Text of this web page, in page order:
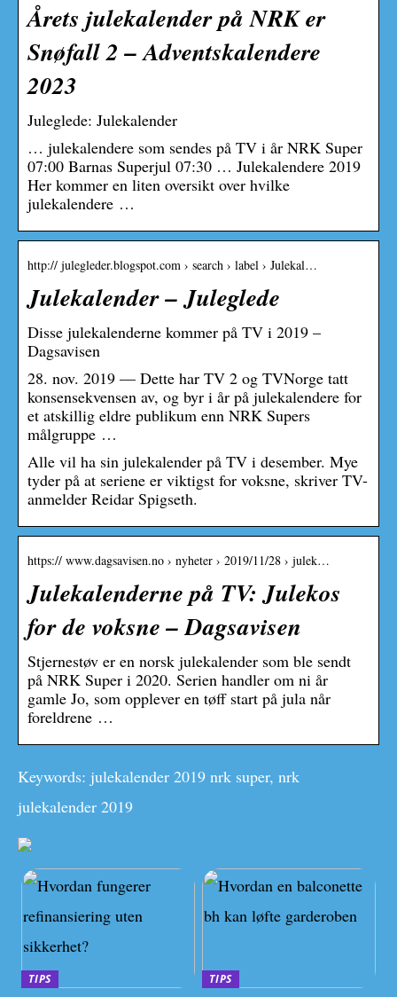
Årets julekalender på NRK er
Snøfall 2 – Adventskalendere
2023
Juleglede: Julekalender
… julekalendere som sendes på TV i år NRK Super
07:00 Barnas Superjul 07:30 … Julekalendere 2019
Her kommer en liten oversikt over hvilke
julekalendere …
http:// julegleder.blogspot.com › search › label › Julekal…
Julekalender – Juleglede
Disse julekalenderne kommer på TV i 2019 –
Dagsavisen
28. nov. 2019 — Dette har TV 2 og TVNorge tatt
konsensekvensen av, og byr i år på julekalendere for
et atskillig eldre publikum enn NRK Supers
målgruppe …
Alle vil ha sin julekalender på TV i desember. Mye
tyder på at seriene er viktigst for voksne, skriver TV-
anmelder Reidar Spigseth.
https:// www.dagsavisen.no › nyheter › 2019/11/28 › julek…
Julekalenderne på TV: Julekos
for de voksne – Dagsavisen
Stjernestøv er en norsk julekalender som ble sendt
på NRK Super i 2020. Serien handler om ni år
gamle Jo, som opplever en tøff start på jula når
foreldrene …
Keywords: julekalender 2019 nrk super, nrk
julekalender 2019
TIPS TIPS